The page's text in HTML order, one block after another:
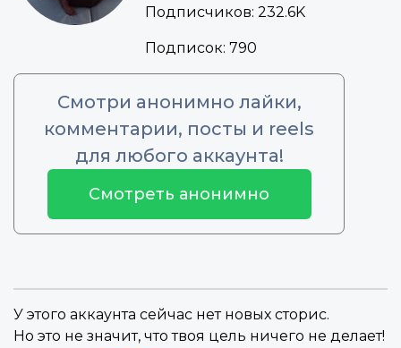
Подписчиков: 232.6K
Подписок: 790
Смотри анонимно лайки,
комментарии, посты и reels
для любого аккаунта!
Смотреть анонимно
У этого аккаунта сейчас нет новых сторис.
Но это не значит, что твоя цель ничего не делает!